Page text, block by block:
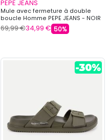
PEPE JEANS
Mule avec fermeture à double
boucle Homme PEPE JEANS - NOIR
69,99 €34,99 € 50%